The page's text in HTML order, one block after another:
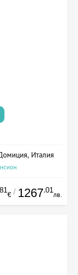
Италия
€ / 1267.01
лв.